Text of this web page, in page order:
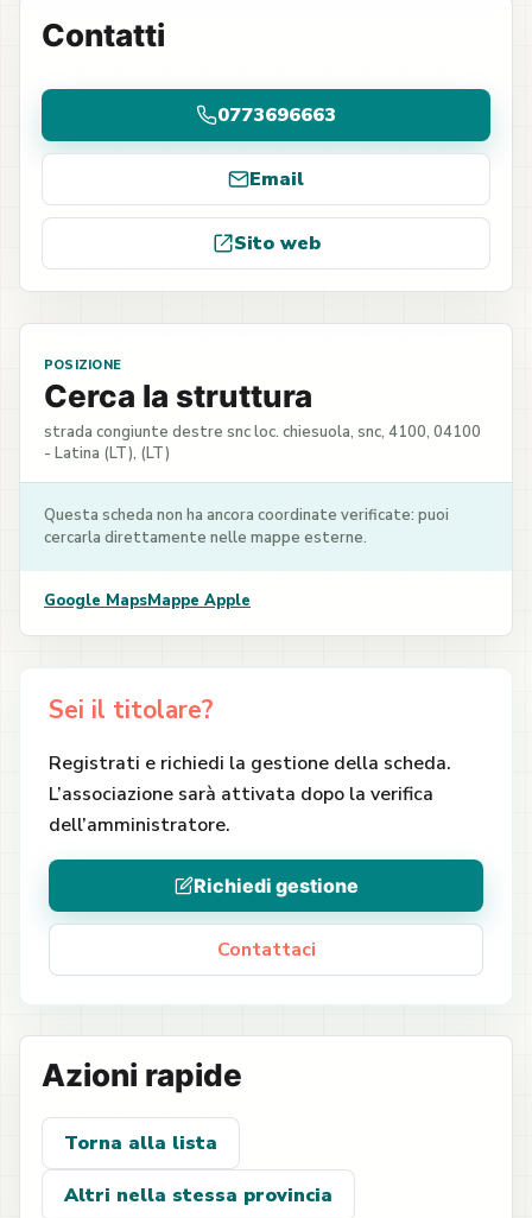
Contatti
0773696663
Email
Sito web
POSIZIONE
Cerca la struttura
strada congiunte destre snc loc. chiesuola, snc, 4100, 04100
- Latina (LT), (LT)
Questa scheda non ha ancora coordinate verificate: puoi
cercarla direttamente nelle mappe esterne.
Google MapsMappe Apple
Sei il titolare?
Registrati e richiedi la gestione della scheda.
L’associazione sarà attivata dopo la verifica
dell’amministratore.
Richiedi gestione
Contattaci
Azioni rapide
Torna alla lista
Altri nella stessa provincia